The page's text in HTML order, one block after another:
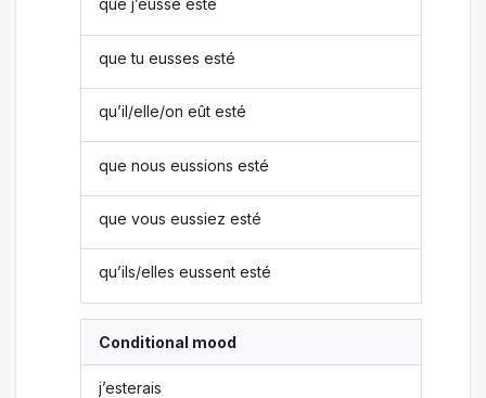
que j’eusse esté
que tu eusses esté
qu’il/elle/on eût esté
que nous eussions esté
que vous eussiez esté
qu’ils/elles eussent esté
Conditional mood
j’esterais